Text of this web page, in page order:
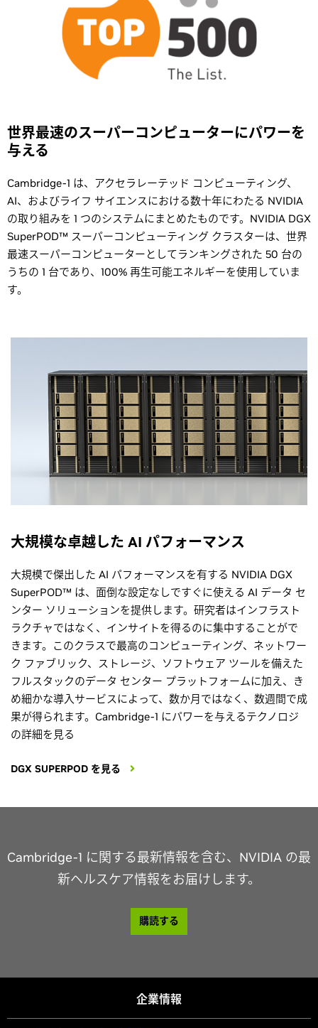
世界最速のスーパーコンピューターにパワーを
与える
Cambridge-1 は、アクセラレーテッド コンピューティング、
AI、およびライフ サイエンスにおける数十年にわたる NVIDIA
の取り組みを 1 つのシステムにまとめたものです。NVIDIA DGX
SuperPOD™ スーパーコンピューティング クラスターは、世界
最速スーパーコンピューターとしてランキングされた 50 台の
うちの 1 台であり、100% 再生可能エネルギーを使用していま
す。
大規模な卓越した AI パフォーマンス
大規模で傑出した AI パフォーマンスを有する NVIDIA DGX
SuperPOD™ は、面倒な設定なしですぐに使える AI データ セ
ンター ソリューションを提供します。研究者はインフラスト
ラクチャではなく、インサイトを得るのに集中することがで
きます。このクラスで最高のコンピューティング、ネットワー
ク ファブリック、ストレージ、ソフトウェア ツールを備えた
フルスタックのデータ センター プラットフォームに加え、き
め細かな導入サービスによって、数か月ではなく、数週間で成
果が得られます。Cambridge-1 にパワーを与えるテクノロジ
の詳細を見る
DGX SUPERPOD を見る
Cambridge-1 に関する最新情報を含む、NVIDIA の最
新ヘルスケア情報をお届けします。
購読する
企業情報